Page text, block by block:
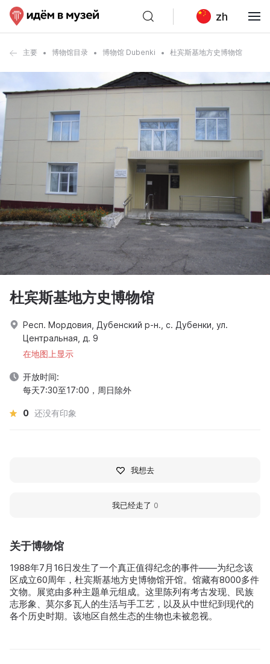
zh
主要 博物馆目录 博物馆 Dubenki 杜宾斯基地方史博物馆
关于博物馆
1988年7月16日发生了一个真正值得纪念的事件——为纪念该
区成立60周年，杜宾斯基地方史博物馆开馆。馆藏有8000多件
文物。展览由多种主题单元组成。这里陈列有考古发现、民族
志形象、莫尔多瓦人的生活与手工艺，以及从中世纪到现代的
各个历史时期。该地区自然生态的生物也未被忽视。
杜宾斯基地方史博物馆
Респ. Мордовия, Дубенский р-н., с. Дубенки, ул.
Центральная, д. 9
在地图上显示
开放时间:
每天7:30至17:00，周日除外
0 还没有印象
我想去
我已经走了 0